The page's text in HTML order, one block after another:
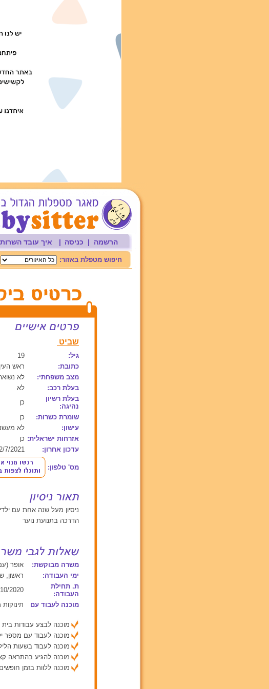
הרשמה | כניסה | איך עובד השרות
חיפוש מטפלת באזור:
שביט
גיל:
19
כתובת:
ראש
מצב משפחתי:
לא
בעלת רכב:
לא
בעלת רשיון
נהיגה:
כן
שומרת כשרות:
כן
עישון:
לא
אזרחות ישראלית: כן
עדכון אחרון:
7/2021
מס' טלפון:
ניסיון מעל שנה אחת עם
הדרכה בתנועת נוער
משרה מבוקשת:
אופר
ימי העבודה:
ראשון,
ת. תחילת
העבודה:
2020
מוכנה לעבוד עם
תינוקות מגיל 0 עד 2, ילדים בגילאים
מוכנה לבצע עבודות בית
מוכנה לעבוד עם מספר
מוכנה לעבוד בשעות
מוכנה להגיע בהתראה
מוכנה ללוות בזמן